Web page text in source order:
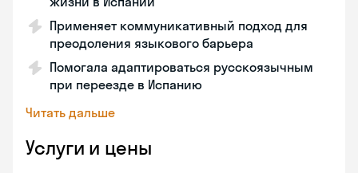
Применяет коммуникативный подход для
преодоления языкового барьера
Помогала адаптироваться русскоязычным
при переезде в Испанию
Читать дальше
Услуги и цены